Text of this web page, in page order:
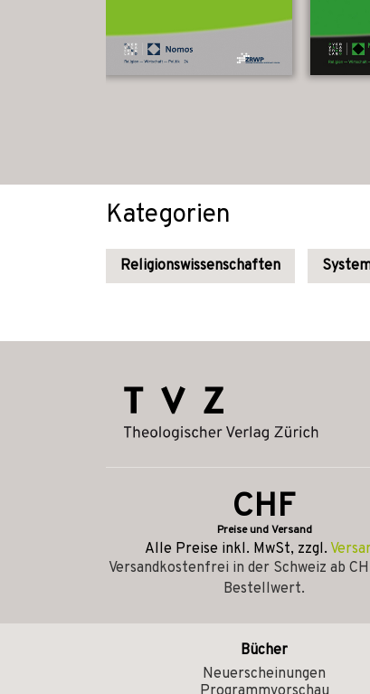
Kategorien
Religionswissenschaften
CHF
Preise und Versand
Alle Preise inkl. MwSt, zzgl.
Versandkostenfrei in der Schweiz ab
Bestellwert.
Bücher
Neuerscheinungen